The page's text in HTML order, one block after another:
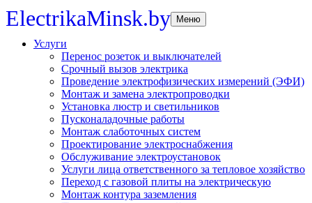
ElectrikaMinsk.by Меню
Услуги
Перенос розеток и выключателей
Срочный вызов электрика
Проведение электрофизических измерений (ЭФИ)
Монтаж и замена электропроводки
Установка люстр и светильников
Пусконаладочные работы
Монтаж слаботочных систем
Проектирование электроснабжения
Обслуживание электроустановок
Услуги лица ответственного за тепловое хозяйство
Переход с газовой плиты на электрическую
Монтаж контура заземления